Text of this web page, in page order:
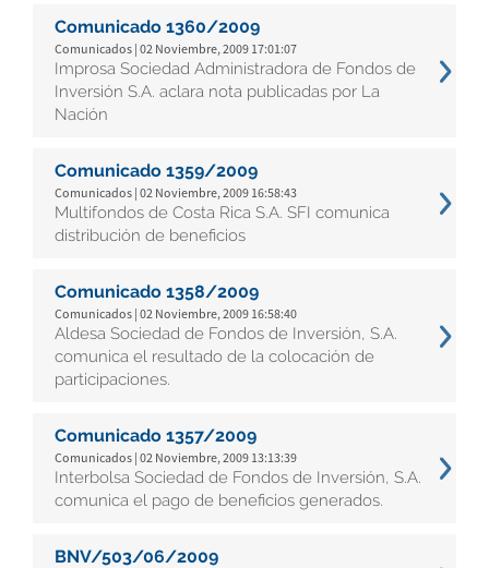
Comunicado 1360/2009
Comunicados | 02 Noviembre, 2009 17:01:07
Improsa Sociedad Administradora de Fondos de
Inversión S.A. aclara nota publicadas por La
Nación
Comunicado 1359/2009
Comunicados | 02 Noviembre, 2009 16:58:43
Multifondos de Costa Rica S.A. SFI comunica
distribución de beneficios
Comunicado 1358/2009
Comunicados | 02 Noviembre, 2009 16:58:40
Aldesa Sociedad de Fondos de Inversión, S.A.
comunica el resultado de la colocación de
participaciones.
Comunicado 1357/2009
Comunicados | 02 Noviembre, 2009 13:13:39
Interbolsa Sociedad de Fondos de Inversión, S.A.
comunica el pago de beneficios generados.
BNV/503/06/2009